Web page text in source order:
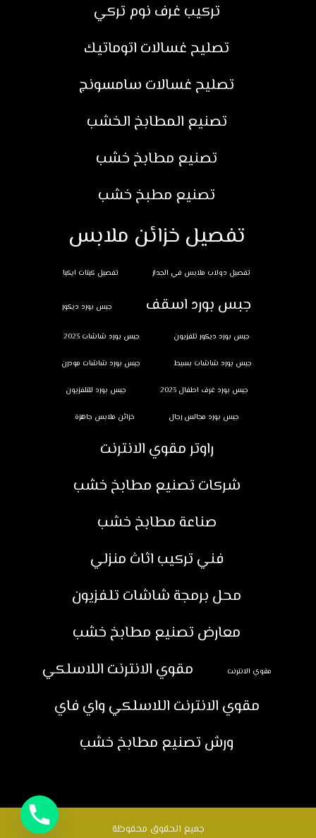
تركيب غرف نوم تركي
تصليح غسالات اتوماتيك
تصليح غسالات سامسونج
تصنيع المطابخ الخشب
تصنيع مطابخ خشب
تصنيع مطبخ خشب
تفصيل خزائن ملابس
تفصيل دولاب ملابس في الجدار تفصيل كبتات ايكيا
جبس بورد اسقف جبس بورد ديكور
جبس بورد ديكور تلفزيون جبس بورد شاشات 2023
جبس بورد شاشات بسيط جبس بورد شاشات مودرن
جبس بورد غرف اطفال 2023 جبس بورد للتلفزيون
جبس بورد مجالس رجال خزائن ملابس جاهزة
راوتر مقوي الانترنت
شركات تصنيع مطابخ خشب
صناعة مطابخ خشب
فني تركيب اثاث منزلي
محل برمجة شاشات تلفزيون
معارض تصنيع مطابخ خشب
مقوي الانترنت
مقوي الانترنت اللاسلكي
مقوي الانترنت اللاسلكي واي فاي
ورش تصنيع مطابخ خشب
جميع الحقوق محفوظة